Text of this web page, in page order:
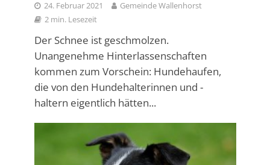
24. Februar 2021
Gemeinde Wallenhorst
2 min. Lesezeit
Der Schnee ist geschmolzen.
Unangenehme Hinterlassenschaften
kommen zum Vorschein: Hundehaufen,
die von den Hundehalterinnen und -
haltern eigentlich hätten...